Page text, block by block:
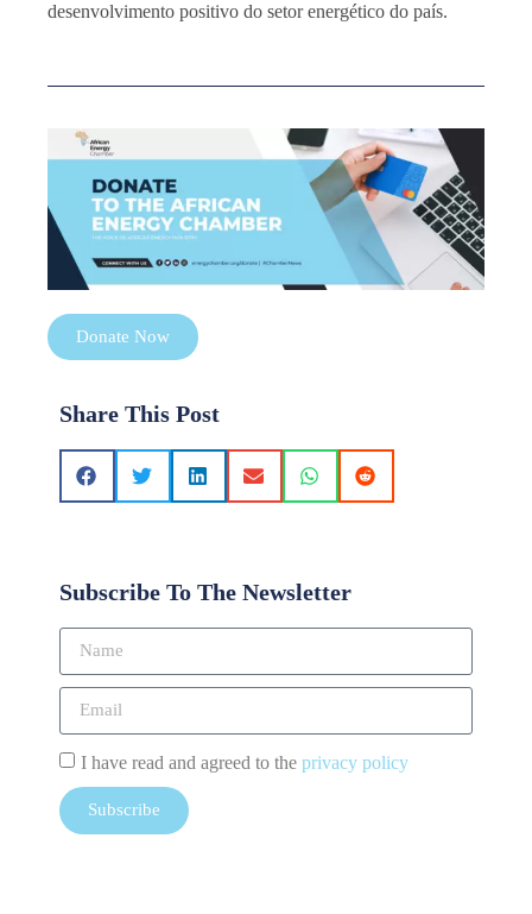
desenvolvimento positivo do setor energético do país.
Donate Now
Share This Post
Subscribe To The Newsletter
I have read and agreed to the privacy policy
Subscribe